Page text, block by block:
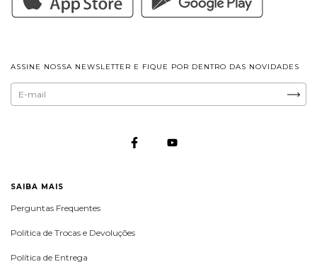
ASSINE NOSSA NEWSLETTER E FIQUE POR DENTRO DAS NOVIDADES
SAIBA MAIS
Perguntas Frequentes
Política de Trocas e Devoluções
Política de Entrega